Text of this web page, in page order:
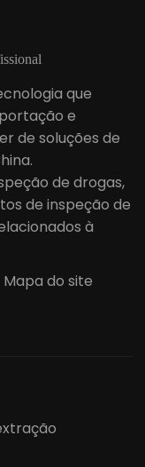
que
e
de soluções de
de drogas,
de inspeção de
à
Mapa do site